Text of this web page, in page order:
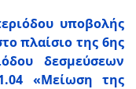
υποβολής
πλαίσιο της 6ης
δεσμεύσεων
«Μείωση της